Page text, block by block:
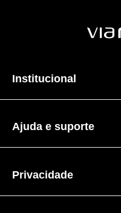
Institucional
Ajuda e suporte
Privacidade